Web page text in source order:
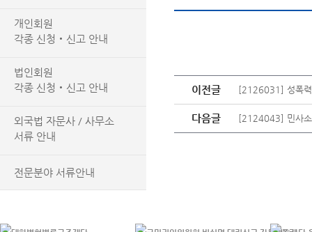
개인회원
각종 신청‧신고 안내
법인회원
각종 신청‧신고 안내
외국법 자문사 / 사무소
서류 안내
전문분야 서류안내
이전글 [2126031] 성폭력
다음글 [2124043] 민사소